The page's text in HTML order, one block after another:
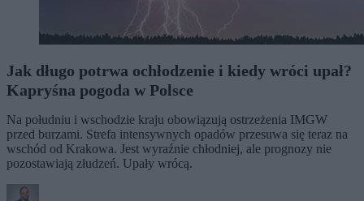
Jak długo potrwa ochłodzenie i kiedy wróci upał?
Kapryśna pogoda w Polsce
Na południu i wschodzie kraju obowiązują ostrzeżenia IMGW
przed burzami. Strefa intensywnych opadów przesuwa się teraz na
wschód od Krakowa. Jest wyraźnie chłodniej, ale prognozy nie
pozostawiają złudzeń. Upały wrócą.